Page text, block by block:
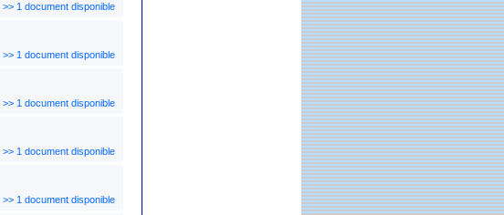
>> 1 document disponible
>> 1 document disponible
>> 1 document disponible
>> 1 document disponible
>> 1 document disponible